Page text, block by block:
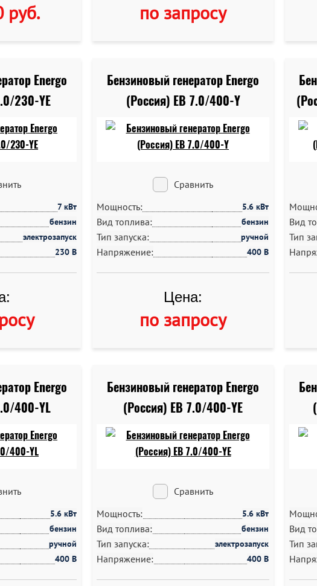
руб. по запросу
Energo
230-YE
7 кВт
бензин
электрозапуск
230 В
Бензиновый генератор Energo
(Россия) EB 7.0/400-Y
Сравнить
Мощность:
5.6 кВт
Вид топлива: бензин
Тип запуска: ручной
Напряжение: 400 В
Цена:
по запросу
Вид
Тип
Energo
400-YL
5.6 кВт
бензин
ручной
400 В
Бензиновый генератор Energo
(Россия) EB 7.0/400-YE
Сравнить
Мощность:
5.6 кВт
Вид топлива: бензин
Тип запуска: электрозапуск
Напряжение: 400 В
Вид
Тип